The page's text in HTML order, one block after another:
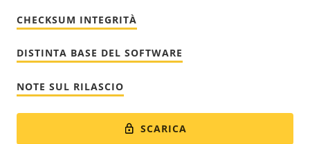
CHECKSUM INTEGRITÀ
DISTINTA BASE DEL SOFTWARE
NOTE SUL RILASCIO
SCARICA